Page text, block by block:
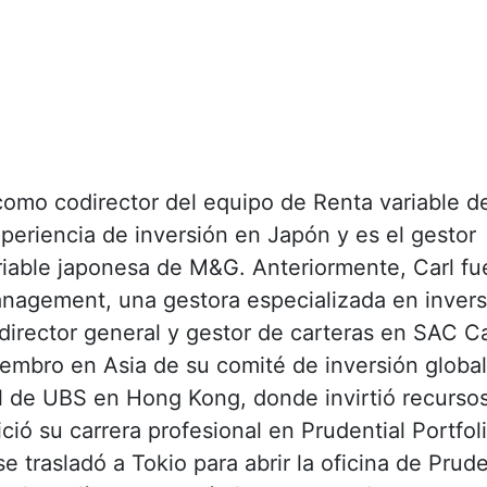
codirector del equipo de Renta variable
de inversión en Japón y es el gestor
japonesa de M&G. Anteriormente, Carl
una gestora especializada en
general y gestor de carteras en SAC
en Asia de su comité de inversión
UBS en Hong Kong, donde invirtió
su carrera profesional en Prudential
trasladó a Tokio para abrir la oficina de